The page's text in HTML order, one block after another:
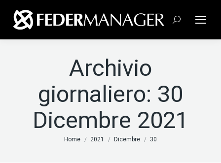
Cerca:
Archivio
giornaliero: 30
Dicembre 2021
Tu sei qui:
Home 2021 Dicembre 30